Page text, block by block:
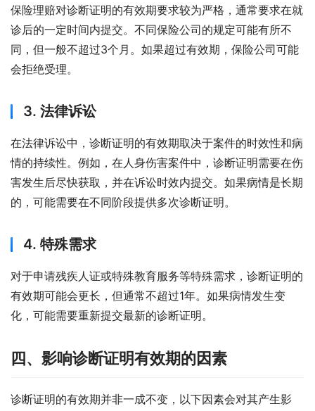
保险理赔对诊断证明的有效期要求较为严格，通常要求在就
诊后的一定时间内提交。不同保险公司的规定可能有所不
同，但一般不超过3个月。如果超过有效期，保险公司可能
会拒绝受理。
3. 法律诉讼
在法律诉讼中，诊断证明的有效期取决于案件的时效性和病
情的持续性。例如，在人身伤害案件中，诊断证明需要在伤
害发生后尽快获取，并在诉讼时效内提交。如果病情是长期
的，可能需要在不同阶段提供多次诊断证明。
4. 特殊需求
对于申请残疾人证或特殊教育服务等特殊需求，诊断证明的
有效期可能会更长，但通常不超过1年。如果病情发生变
化，可能需要重新提交最新的诊断证明。
四、影响诊断证明有效期的因素
诊断证明的有效期并非一成不变，以下因素会对其产生影